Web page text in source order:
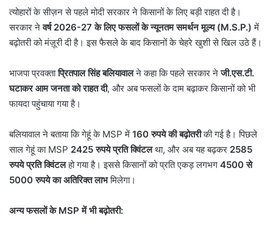
त्योहारों के सीज़न से पहले मोदी सरकार ने किसानों के लिए बड़ी राहत दी है।
सरकार नेवर्ष 2026-27के लिए फसलों के न्यूनतम समर्थन मूल्य (M.S.P.) में
बढ़ोतरी को मंज़ूरी दी है। इस फैसले के बाद किसानों के चेहरे खुशी से खिल उठे हैं।
भाजपा प्रवक्ताप्रितपाल सिंह बलियावालने कहा कि पहले सरकार नेजी.एस.टी.
घटाकर आम जनता को राहत दी, और अब फसलों के दाम बढ़ाकर किसानों को भी
फायदा पहुंचाया गया है।
बलियावाल ने बताया कि गेहूं के MSP में 160रुपये की बढ़ोतरीकी गई है। पिछले
साल गेहूं का MSP 2425रुपये प्रति क्विंटलथा, और अब यह बढ़कर 2585
रुपये प्रति क्विंटलहो गया है। इससे किसानों को प्रति एकड़ लगभग 4500से
5000रुपये का अतिरिक्त लाभमिलेगा।
अन्य फसलों के MSPमें भी बढ़ोतरी: